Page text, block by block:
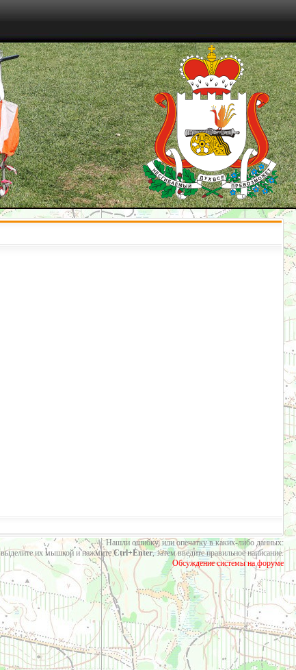
Нашли ошибку, или опечатку в каких-либо данных:
выделите их мышкой и нажмитеCtrl+Enter, затем введите правильное написание.
Обсуждение системы на форуме